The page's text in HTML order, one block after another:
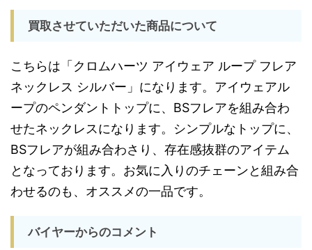
買取させていただいた商品について
こちらは「クロムハーツ アイウェア ループ フレア
ネックレス シルバー」になります。アイウェアル
ープのペンダントトップに、BSフレアを組み合わ
せたネックレスになります。シンプルなトップに、
BSフレアが組み合わさり、存在感抜群のアイテム
となっております。お気に入りのチェーンと組み合
わせるのも、オススメの一品です。
バイヤーからのコメント